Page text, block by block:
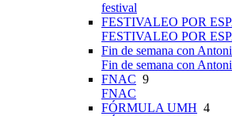
festival
FESTIVALEO POR
FESTIVALEO POR
Fin de semana con
Fin de semana con
FNAC 9
FNAC
FÓRMULA UMH 4